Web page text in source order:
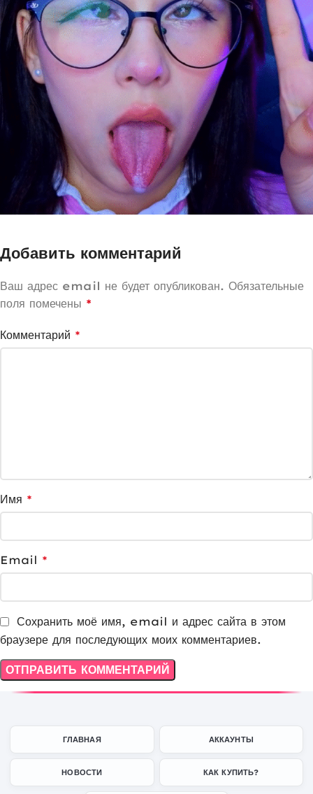
Добавить комментарий
Ваш адрес email не будет опубликован. Обязательные
поля помечены *
Комментарий *
Имя *
Email *
Сохранить моё имя, email и адрес сайта в этом
браузере для последующих моих комментариев.
ГЛАВНАЯ АККАУНТЫ
НОВОСТИ КАК КУПИТЬ?